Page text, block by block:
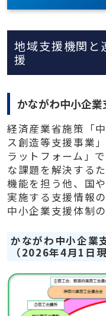
地域支援機関と
援
かながわ中小企
経済産業省施策「
ス創造等支援事業
ラットフォーム」
な課題を解決する
機能を担う他、国
実施する支援情報
中小企業支援体制
かながわ中小企業
（2026年4月1日